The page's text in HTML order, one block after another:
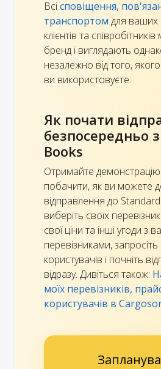
Всісповіщення,
транспортом для ваших
клієнтів та
бренд і виглядають
незалежно від того,
ви використовуєте.
Як почати
безпосередньо
Books
Отримайте
побачити, як ви можете
відправлення до
виберіть своїх
свої ціни та інші угоди з
перевізниками, запросіть
користувачів і почніть
відразу. Дивіться також:
моїх перевізників,
користувачів в